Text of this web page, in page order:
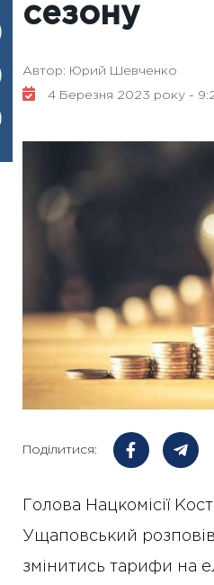
сезону
Автор: Юрий Шевченко
4 Березня 2023 року -
Поділитися:
Голова Нацкомісії
Ущаповський
змінитись тарифи на